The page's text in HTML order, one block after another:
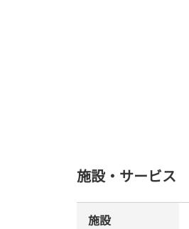
施設・サービス
施設